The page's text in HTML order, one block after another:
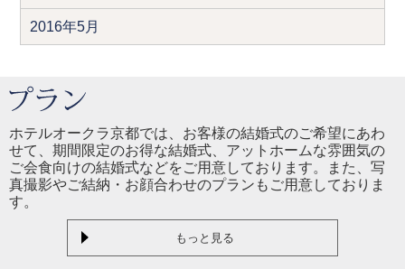
2016年5月
ホテルオークラ京都では、お客様の結婚式のご希望にあわ
せて、期間限定のお得な結婚式、アットホームな雰囲気の
ご会食向けの結婚式などをご用意しております。また、写
真撮影やご結納・お顔合わせのプランもご用意しておりま
す。
もっと見る